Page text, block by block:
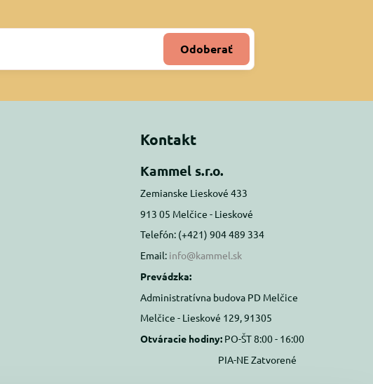
Odoberať
Kontakt
Kammel s.r.o.
Zemianske Lieskové 433
913 05 Melčice - Lieskové
Telefón: (+421) 904 489 334
Email: info@kammel.sk
Prevádzka:
Administratívna budova PD Melčice
Melčice - Lieskové 129, 91305
Otváracie hodiny: PO-ŠT 8:00 - 16:00
PIA-NE Zatvorené